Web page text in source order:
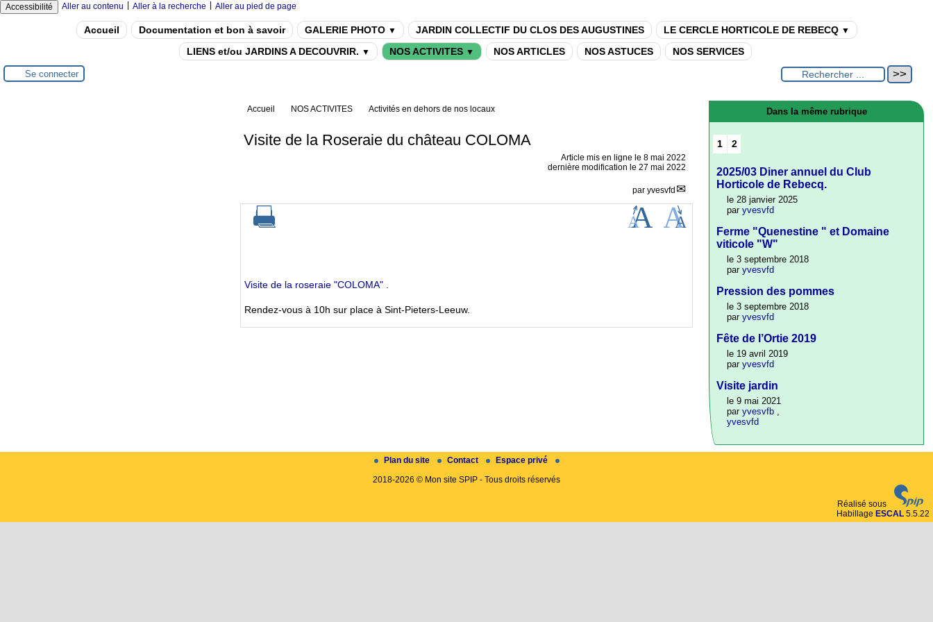
Accessibilité Aller au contenu Aller à la recherche Aller au pied de page
Accueil Documentation et bon à savoir GALERIE PHOTO ▼ JARDIN COLLECTIF DU CLOS DES AUGUSTINES LE CERCLE HORTICOLE DE REBECQ ▼
LIENS et/ou JARDINS A DECOUVRIR. ▼ NOS ACTIVITES ▼ NOS ARTICLES NOS ASTUCES NOS SERVICES
Se connecter
Accueil NOS ACTIVITES Activités en dehors de nos locaux
Visite de la Roseraie du château COLOMA
Article mis en ligne le 8 mai 2022
dernière modification le 27 mai 2022
par yvesvfd
Visite de la roseraie "COLOMA" .
Rendez-vous à 10h sur place à Sint-Pieters-Leeuw.
Dans la même rubrique
1 2
2025/03 Diner annuel du Club
Horticole de Rebecq.
le 28 janvier 2025
paryvesvfd
Ferme "Quenestine " et Domaine
viticole "W"
le 3 septembre 2018
paryvesvfd
Pression des pommes
le 3 septembre 2018
paryvesvfd
Fête de l’Ortie 2019
le 19 avril 2019
paryvesvfd
Visite jardin
le 9 mai 2021
paryvesvfb ,
yvesvfd
Plan du site Contact
Espace privé
2018-2026 © Mon site SPIP - Tous droits réservés
Réalisé sous
Habillage ESCAL 5.5.22